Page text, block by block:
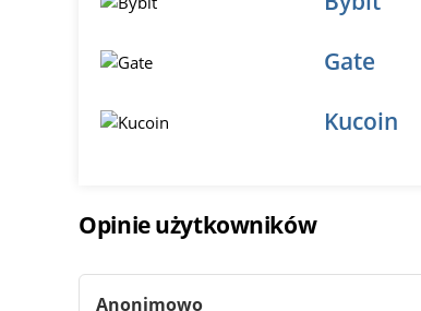
Gate
Kucoin
Opinie użytkowników
Anonimowo